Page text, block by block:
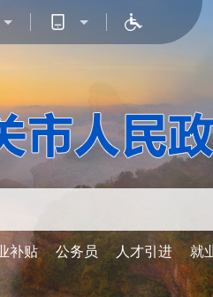
补贴 公务员 人才引进 就